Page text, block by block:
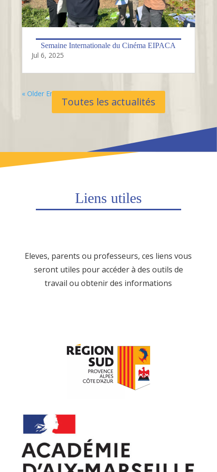
Semaine Internationale du Cinéma EIPACA
Jul 6, 2025
« Older Entries
Toutes les actualités
Liens utiles
Eleves, parents ou professeurs, ces liens vous
seront utiles pour accéder à des outils de
travail ou obtenir des informations